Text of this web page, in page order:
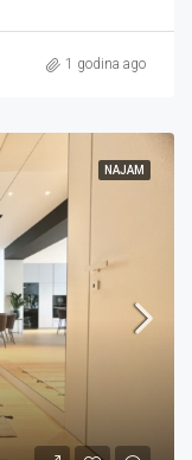
1 godina ago
NAJAM